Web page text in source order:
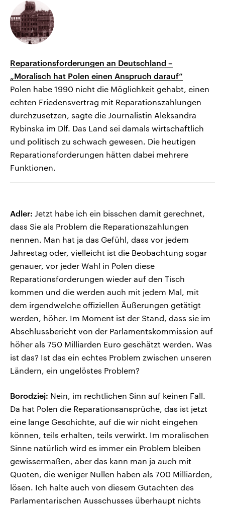
Reparationsforderungen an Deutschland –
„Moralisch hat Polen einen Anspruch darauf“
Polen habe 1990 nicht die Möglichkeit gehabt, einen
echten Friedensvertrag mit Reparationszahlungen
durchzusetzen, sagte die Journalistin Aleksandra
Rybinska im Dlf. Das Land sei damals wirtschaftlich
und politisch zu schwach gewesen. Die heutigen
Reparationsforderungen hätten dabei mehrere
Funktionen.
Adler: Jetzt habe ich ein bisschen damit gerechnet,
dass Sie als Problem die Reparationszahlungen
nennen. Man hat ja das Gefühl, dass vor jedem
Jahrestag oder, vielleicht ist die Beobachtung sogar
genauer, vor jeder Wahl in Polen diese
Reparationsforderungen wieder auf den Tisch
kommen und die werden auch mit jedem Mal, mit
dem irgendwelche offiziellen Äußerungen getätigt
werden, höher. Im Moment ist der Stand, dass sie im
Abschlussbericht von der Parlamentskommission auf
höher als 750 Milliarden Euro geschätzt werden. Was
ist das? Ist das ein echtes Problem zwischen unseren
Ländern, ein ungelöstes Problem?
Borodziej: Nein, im rechtlichen Sinn auf keinen Fall.
Da hat Polen die Reparationsansprüche, das ist jetzt
eine lange Geschichte, auf die wir nicht eingehen
können, teils erhalten, teils verwirkt. Im moralischen
Sinne natürlich wird es immer ein Problem bleiben
gewissermaßen, aber das kann man ja auch mit
Quoten, die weniger Nullen haben als 700 Milliarden,
lösen. Ich halte auch von diesem Gutachten des
Parlamentarischen Ausschusses überhaupt nichts